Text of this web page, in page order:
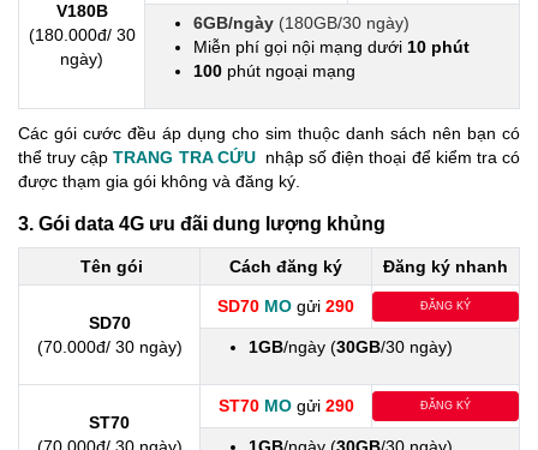
V180B
(180.000đ/ 30
ngày)
6GB/ngày (180GB/30 ngày)
Miễn phí gọi nội mạng dưới 10 phút
100 phút ngoại mạng
Các gói cước đều áp dụng cho sim thuộc danh sách nên bạn có
thể truy cậpTRANG TRA CỨUnhập số điện thoại để kiểm tra có
được thạm gia gói không và đăng ký.
3. Gói data 4G ưu đãi dung lượng khủng
Tên gói Cách đăng ký Đăng ký nhanh
SD70
(70.000đ/ 30 ngày)
SD70 MO gửi 290 ĐĂNG KÝ
1GB/ngày (30GB/30 ngày)
ST70
ST70 MOgửi 290 ĐĂNG KÝ